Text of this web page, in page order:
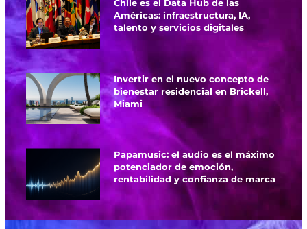
Chile es el Data Hub de las
Américas: infraestructura, IA,
talento y servicios digitales
Invertir en el nuevo concepto de
bienestar residencial en Brickell,
Miami
Papamusic: el audio es el máximo
potenciador de emoción,
rentabilidad y confianza de marca